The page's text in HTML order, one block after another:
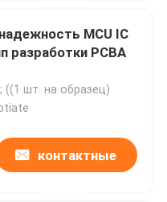
MCU IC
разработки PCBA
((1 шт. на образец)
контактные